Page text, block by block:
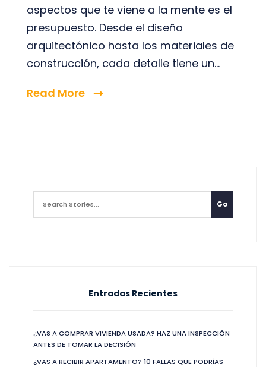
aspectos que te viene a la mente es el
presupuesto. Desde el diseño
arquitectónico hasta los materiales de
construcción, cada detalle tiene un...
Read More
Entradas Recientes
¿VAS A COMPRAR VIVIENDA USADA? HAZ UNA INSPECCIÓN
ANTES DE TOMAR LA DECISIÓN
¿VAS A RECIBIR APARTAMENTO? 10 FALLAS QUE PODRÍAS